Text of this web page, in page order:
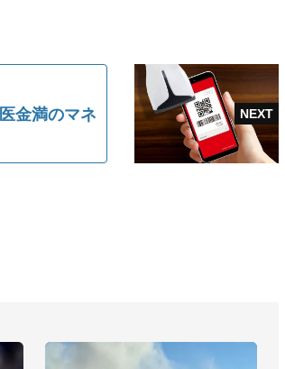
金満のマネ